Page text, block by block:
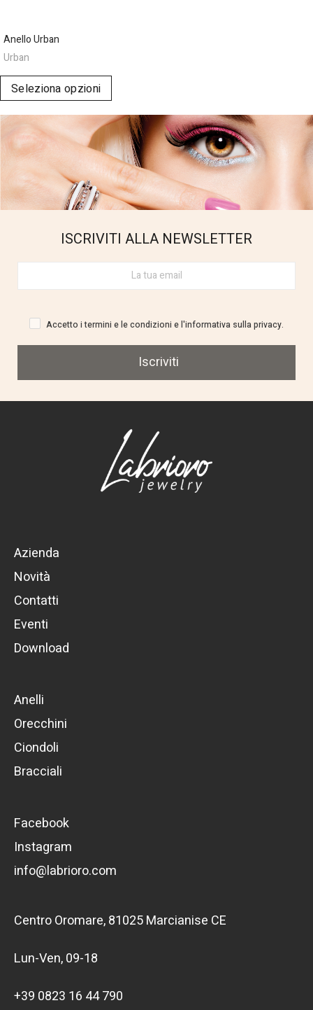
Anello Urban
Urban
Seleziona opzioni
ISCRIVITI ALLA NEWSLETTER
Iscriviti
Accetto i termini e le condizioni e l'informativa sulla privacy.
Azienda
Novità
Contatti
Eventi
Download
Anelli
Orecchini
Ciondoli
Bracciali
Facebook
Instagram
info@labrioro.com
Centro Oromare, 81025 Marcianise CE
Lun-Ven, 09-18
+39 0823 16 44 790